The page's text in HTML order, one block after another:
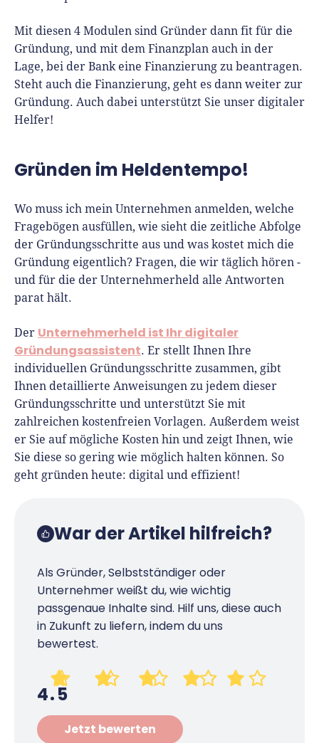
Mit diesen 4 Modulen sind Gründer dann fit für die
Gründung, und mit dem Finanzplan auch in der
Lage, bei der Bank eine Finanzierung zu beantragen.
Steht auch die Finanzierung, geht es dann weiter zur
Gründung. Auch dabei unterstützt Sie unser digitaler
Helfer!
Gründen im Heldentempo!
Wo muss ich mein Unternehmen anmelden, welche
Fragebögen ausfüllen, wie sieht die zeitliche Abfolge
der Gründungsschritte aus und was kostet mich die
Gründung eigentlich? Fragen, die wir täglich hören -
und für die der Unternehmerheld alle Antworten
parat hält.
Der Unternehmerheld ist Ihr digitaler
Gründungsassistent. Er stellt Ihnen Ihre
individuellen Gründungsschritte zusammen, gibt
Ihnen detaillierte Anweisungen zu jedem dieser
Gründungsschritte und unterstützt Sie mit
zahlreichen kostenfreien Vorlagen. Außerdem weist
er Sie auf mögliche Kosten hin und zeigt Ihnen, wie
Sie diese so gering wie möglich halten können. So
geht gründen heute: digital und effizient!
War der Artikel hilfreich?
Als Gründer, Selbstständiger oder
Unternehmer weißt du, wie wichtig
passgenaue Inhalte sind. Hilf uns, diese auch
in Zukunft zu liefern, indem du uns
bewertest.
4.5
Jetzt bewerten